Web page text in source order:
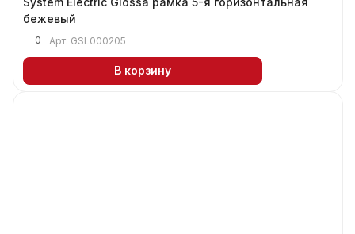
бежевый
0 Арт. GSL000205
В корзину